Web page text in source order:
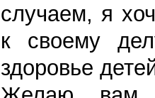
случаем, я
к своему
здоровье